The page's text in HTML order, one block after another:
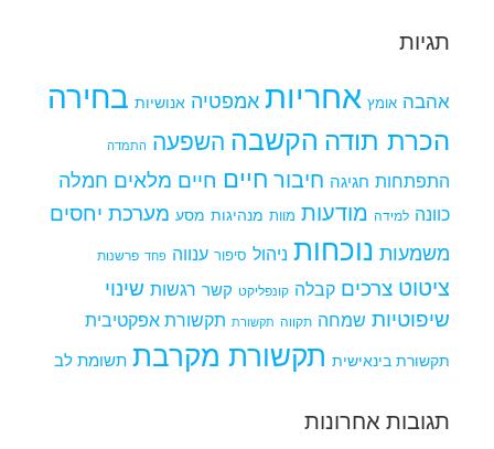
תגיות
אהבה אומץ אחריות אמפטיה אנושיות בחירה
הכרת תודה הקשבה השפעה התמדה
התפתחות חגיגה חיבור חיים חיים מלאים חמלה
כוונה למידה מודעות מוות מנהיגות מסע מערכת יחסים
משמעות נוכחות ניהול סיפור ענווה פחד פרשנות
ציטוט צרכים קבלה קונפליקט קשר רגשות שינוי
שיפוטיות שמחה תקווה תקשורת תקשורת אפקטיבית
תקשורת בינאישית תקשורת מקרבת תשומת לב
תגובות אחרונות